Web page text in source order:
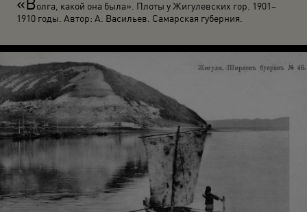
олга, какой она была». Плоты у Жигулевских гор. 1901–
1910 годы. Автор: А. Васильев. Самарская губерния.